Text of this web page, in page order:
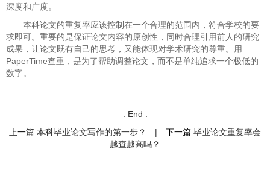
深度和广度。
本科论文的重复率应该控制在一个合理的范围内，符合学校的要
求即可。重要的是保证论文内容的原创性，同时合理引用前人的研究
成果，让论文既有自己的思考，又能体现对学术研究的尊重。用
PaperTime查重，是为了帮助调整论文，而不是单纯追求一个极低的
数字。
. End .
上一篇 本科毕业论文写作的第一步？ | 下一篇 毕业论文重复率会
越查越高吗？